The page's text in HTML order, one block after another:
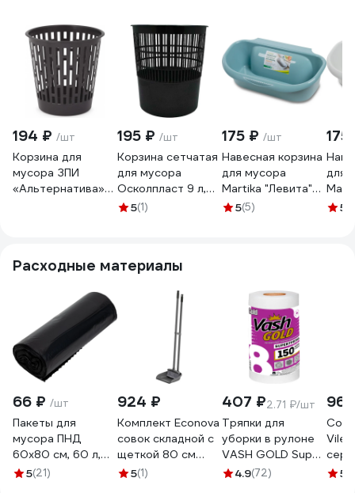
194 ₽ /шт
Корзина для
мусора ЗПИ
«Альтернатива»
195 ₽ /шт
Корзина сетчатая
для мусора
Осколпласт 9 л,
цвет-черный Арт.
5(1)
175 ₽ /шт
Навесная корзина
для мусора
Martika "Левита"
бирюзовая
5(5)
для
5
Расходные материалы
66 ₽ /шт
Пакеты для
мусора ПНД
60x80 см, 60 л,
черные, в рулоне
5(21)
924 ₽
Комплект Econova
совок складной с
щеткой 80 см
(Темно-серый)
5(1)
407 ₽2.71 ₽/шт
Тряпки для
уборки в рулоне
VASH GOLD Super
150 листов/рулон
4.9(72) 5